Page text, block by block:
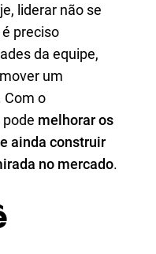
liderar não se
preciso
da equipe,
um
Com o
melhorar os
ainda construir
no mercado.